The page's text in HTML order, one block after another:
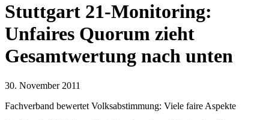
Stuttgart 21-Monitoring:
Unfaires Quorum zieht
Gesamtwertung nach unten
30. November 2011
Fachverband bewertet Volksabstimmung: Viele faire Aspekte